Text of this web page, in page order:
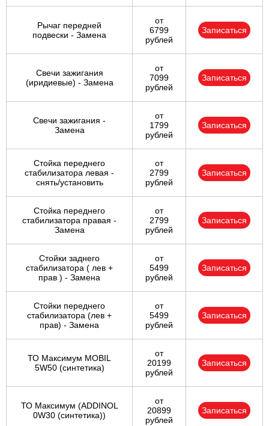
Рычаг передней
подвески - Замена
от
6799
рублей
Записаться
Свечи зажигания
(иридиевые) - Замена
от
7099
рублей
Записаться
Свечи зажигания -
Замена
от
1799
рублей
Записаться
Стойка переднего
стабилизатора левая -
снять/установить
от
2799
рублей
Записаться
Стойка переднего
стабилизатора правая -
Замена
от
2799
рублей
Записаться
Стойки заднего
стабилизатора ( лев +
прав ) - Замена
от
5499
рублей
Записаться
Стойки переднего
стабилизатора (лев +
прав) - Замена
от
5499
рублей
Записаться
ТО Максимум MOBIL
5W50 (синтетика)
от
20199
рублей
Записаться
ТО Максимум (ADDINOL
0W30 (синтетика))
от
20899
рублей
Записаться